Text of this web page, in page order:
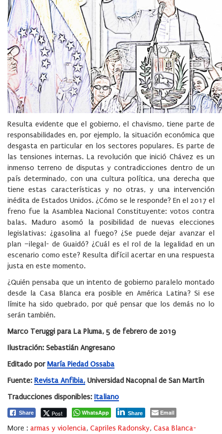
Resulta evidente que el gobierno, el chavismo, tiene parte de
responsabilidades en, por ejemplo, la situación económica que
desgasta en particular en los sectores populares. Es parte de
las tensiones internas. La revolución que inició Chávez es un
inmenso terreno de disputas y contradicciones dentro de un
país determinado, con una cultura política, una derecha que
tiene estas características y no otras, y una intervención
inédita de Estados Unidos. ¿Cómo se le responde? En el 2017 el
freno fue la Asamblea Nacional Constituyente: votos contra
balas. Maduro asomó la posibilidad de nuevas elecciones
legislativas: ¿gasolina al fuego? ¿Se puede dejar avanzar el
plan –ilegal- de Guaidó? ¿Cuál es el rol de la legalidad en un
escenario como este? Resulta difícil acertar en una respuesta
justa en este momento.
¿Quién pensaba que un intento de gobierno paralelo montado
desde la Casa Blanca era posible en América Latina? Si ese
límite ha sido quebrado, por qué pensar que los demás no lo
serán también.
Marco Teruggi para La Pluma, 5 de febrero de 2019
Ilustración: Sebastián Angresano
Editado porMaría Piedad Ossaba
Fuente: Revista Anfibia, Universidad Nacopnal de San Martín
Traducciones disponibles: Italiano
Share Post WhatsApp Share Email
More : armas y violencia, Capriles Radonsky, Casa Blanca-